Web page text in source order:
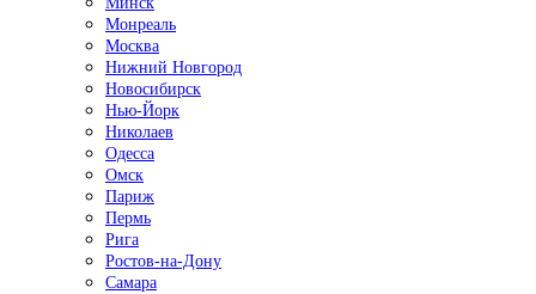
Монреаль
Москва
Нижний Новгород
Новосибирск
Нью-Йорк
Николаев
Одесса
Омск
Париж
Пермь
Рига
Ростов-на-Дону
Самара